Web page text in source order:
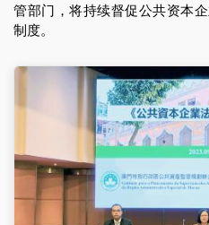
管部门，将持续督促公共资本
制度。